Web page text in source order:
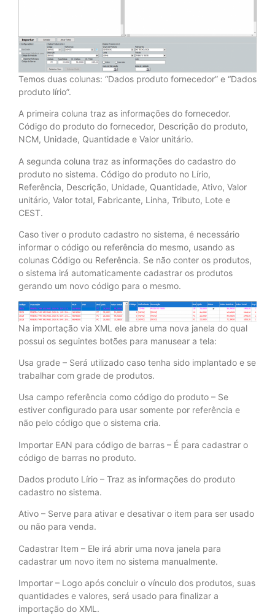
Temos duas colunas: “Dados produto fornecedor” e “Dados
produto lírio”.
A primeira coluna traz as informações do fornecedor.
Código do produto do fornecedor, Descrição do produto,
NCM, Unidade, Quantidade e Valor unitário.
A segunda coluna traz as informações do cadastro do
produto no sistema. Código do produto no Lírio,
Referência, Descrição, Unidade, Quantidade, Ativo, Valor
unitário, Valor total, Fabricante, Linha, Tributo, Lote e
CEST.
Caso tiver o produto cadastro no sistema, é necessário
informar o código ou referência do mesmo, usando as
colunas Código ou Referência. Se não conter os produtos,
o sistema irá automaticamente cadastrar os produtos
gerando um novo código para o mesmo.
Na importação via XML ele abre uma nova janela do qual
possui os seguintes botões para manusear a tela:
Usa grade – Será utilizado caso tenha sido implantado e se
trabalhar com grade de produtos.
Usa campo referência como código do produto – Se
estiver configurado para usar somente por referência e
não pelo código que o sistema cria.
Importar EAN para código de barras – É para cadastrar o
código de barras no produto.
Dados produto Lírio – Traz as informações do produto
cadastro no sistema.
Ativo – Serve para ativar e desativar o item para ser usado
ou não para venda.
Cadastrar Item – Ele irá abrir uma nova janela para
cadastrar um novo item no sistema manualmente.
Importar – Logo após concluir o vínculo dos produtos, suas
quantidades e valores, será usado para finalizar a
importação do XML.